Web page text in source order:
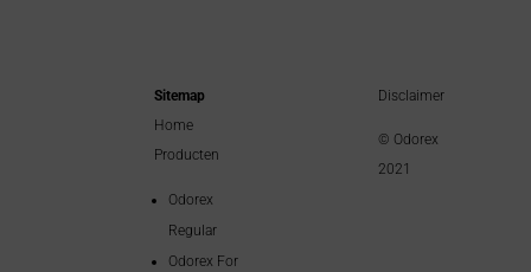
Sitemap
Home
Producten
Odorex
Regular
Odorex For
Disclaimer
© Odorex
2021